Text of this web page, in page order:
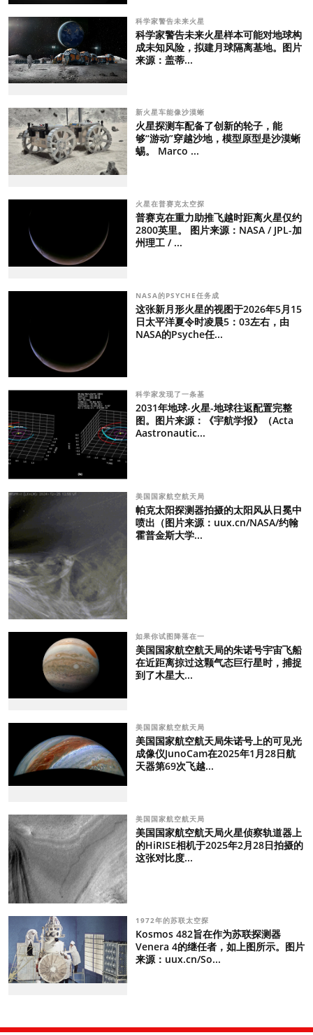
科学家警告未来火星
科学家警告未来火星样本可能对地球构
成未知风险，拟建月球隔离基地。图片
来源：盖蒂...
新火星车能像沙漠蜥
火星探测车配备了创新的轮子，能
够“游动”穿越沙地，模型原型是沙漠蜥
蜴。 Marco ...
火星在普赛克太空探
普赛克在重力助推飞越时距离火星仅约
2800英里。 图片来源：NASA / JPL-加
州理工 / ...
NASA的PSYCHE任务成
这张新月形火星的视图于2026年5月15
日太平洋夏令时凌晨5：03左右，由
NASA的Psyche任...
科学家发现了一条基
2031年地球-火星-地球往返配置完整
图。图片来源：《宇航学报》（Acta
Aastronautic...
美国国家航空航天局
帕克太阳探测器拍摄的太阳风从日冕中
喷出（图片来源：uux.cn/NASA/约翰
霍普金斯大学...
如果你试图降落在一
美国国家航空航天局的朱诺号宇宙飞船
在近距离掠过这颗气态巨行星时，捕捉
到了木星大...
美国国家航空航天局
美国国家航空航天局朱诺号上的可见光
成像仪JunoCam在2025年1月28日航
天器第69次飞越...
美国国家航空航天局
美国国家航空航天局火星侦察轨道器上
的HiRISE相机于2025年2月28日拍摄的
这张对比度...
1972年的苏联太空探
Kosmos 482旨在作为苏联探测器
Venera 4的继任者，如上图所示。图片
来源：uux.cn/So...